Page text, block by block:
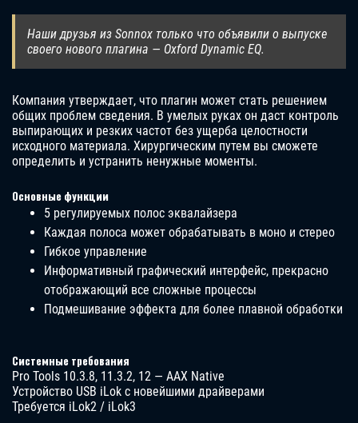
Наши друзья из Sonnox только что объявили о выпуске
своего нового плагина — Oxford Dynamic EQ.
Компания утверждает, что плагин может стать решением
общих проблем сведения. В умелых руках он даст контроль
выпирающих и резких частот без ущерба целостности
исходного материала. Хирургическим путем вы сможете
определить и устранить ненужные моменты.
Основные функции
5 регулируемых полос эквалайзера
Каждая полоса может обрабатывать в моно и стерео
Гибкое управление
Информативный графический интерфейс, прекрасно
отображающий все сложные процессы
Подмешивание эффекта для более плавной обработки
Системные требования
Pro Tools 10.3.8, 11.3.2, 12 — AAX Native
Устройство USB iLok с новейшими драйверами
Требуется iLok2 / iLok3